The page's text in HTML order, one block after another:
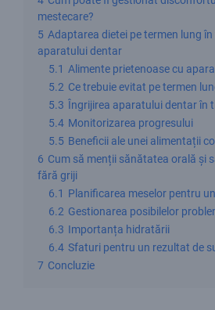
mestecare?
5 Adaptarea dietei pe termen lung
aparatului dentar
5.1 Alimente prietenoase cu
5.2 Ce trebuie evitat pe termen
5.3 Îngrijirea aparatului dentar în
5.4 Monitorizarea progresului
5.5 Beneficii ale unei alimentații
6 Cum să menții sănătatea orală și
fără griji
6.1 Planificarea meselor pentru
6.2 Gestionarea posibilelor
6.3 Importanța hidratării
6.4 Sfaturi pentru un rezultat de
7 Concluzie